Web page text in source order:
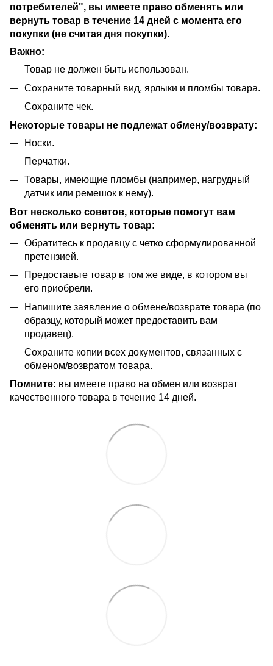
потребителей", вы имеете право обменять или
вернуть товар в течение 14 дней с момента его
покупки (не считая дня покупки).
Важно:
Товар не должен быть использован.
Сохраните товарный вид, ярлыки и пломбы товара.
Сохраните чек.
Некоторые товары не подлежат обмену/возврату:
Носки.
Перчатки.
Товары, имеющие пломбы (например, нагрудный
датчик или ремешок к нему).
Вот несколько советов, которые помогут вам
обменять или вернуть товар:
Обратитесь к продавцу с четко сформулированной
претензией.
Предоставьте товар в том же виде, в котором вы
его приобрели.
Напишите заявление о обмене/возврате товара (по
образцу, который может предоставить вам
продавец).
Сохраните копии всех документов, связанных с
обменом/возвратом товара.
Помните: вы имеете право на обмен или возврат
качественного товара в течение 14 дней.